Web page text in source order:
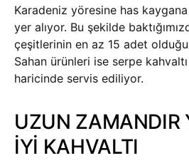
Karadeniz yöresine has
yer alıyor. Bu şekilde
çeşitlerinin en az 15 adet
Sahan ürünleri ise serpe
haricinde servis ediliyor.
UZUN ZAMANDIR
İYİ KAHVALTI